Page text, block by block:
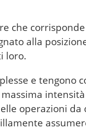
che
alla
loro.
e tengono
operazioni